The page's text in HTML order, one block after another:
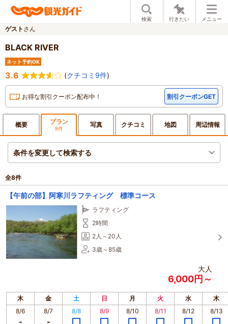
検索 行きたい メニュー
ゲスト さん
BLACK RIVER
ネット予約OK
3.6 (クチコミ9件)
お得な割引クーポン配布中！ 割引クーポンGET
概要 プラン
8件 写真 クチコミ 地図 周辺情報
条件を変更して検索する
全8件
【午前の部】阿寒川ラフティング 標準コース
ラフティング
2時間
2人～20人
3歳～85歳
大人
6,000円～
木 金 土 日 月 火 水
木
8/6
8/7 8/8 8/9 8/10 8/11 8/12 8/13